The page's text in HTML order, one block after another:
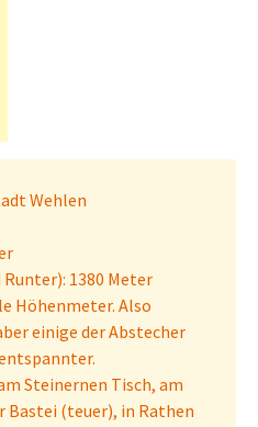
Wehlen
Runter): 1380 Meter
Höhenmeter. Also
einige der Abstecher
Steinernen Tisch, am
Bastei (teuer), in Rathen